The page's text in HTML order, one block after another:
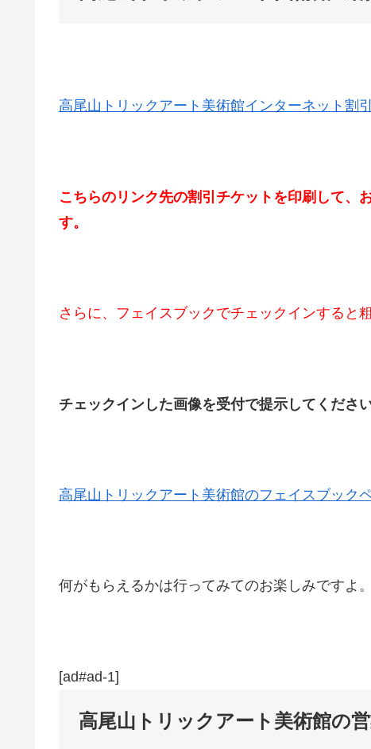
高尾山トリックアート美術館インターネット割
こちらのリンク先の割引チケットを印刷して、
す。
さらに、フェイスブックでチェックインすると
チェックインした画像を受付で提示してください
高尾山トリックアート美術館のフェイスブック
何がもらえるかは行ってみてのお楽しみですよ。
[ad#ad-1]
高尾山トリックアート美術館の